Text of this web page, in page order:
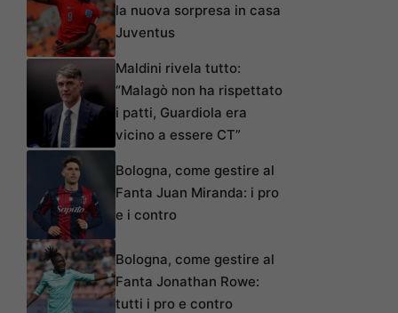
la nuova sorpresa in casa
Juventus
Maldini rivela tutto:
“Malagò non ha rispettato
i patti, Guardiola era
vicino a essere CT”
Bologna, come gestire al
Fanta Juan Miranda: i pro
e i contro
Bologna, come gestire al
Fanta Jonathan Rowe:
tutti i pro e contro